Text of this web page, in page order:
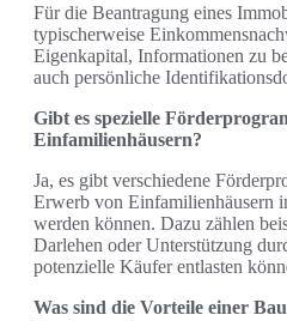
Für die Beantragung eines
typischerweise
Eigenkapital, Informationen zu
auch persönliche
Gibt es spezielle
Einfamilienhäusern?
Ja, es gibt verschiedene
Erwerb von Einfamilienhäusern
werden können. Dazu zählen
Darlehen oder Unterstützung
potenzielle Käufer entlasten
Was sind die Vorteile einer